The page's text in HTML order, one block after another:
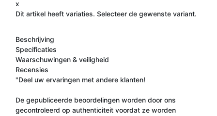
x
Dit artikel heeft variaties. Selecteer de gewenste variant.
Beschrijving
Specificaties
Waarschuwingen & veiligheid
Recensies
"Deel uw ervaringen met andere klanten!
De gepubliceerde beoordelingen worden door ons
gecontroleerd op authenticiteit voordat ze worden